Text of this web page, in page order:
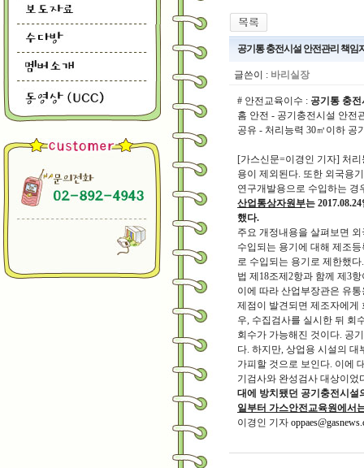
공기통 충전시설 안전관리 책임
글쓴이 : 바리실장
# 안전교육이수 : 공기통 충
홈 안전 - 공기충전시설 안전
공유 - 처리능력 30㎥이하 공
[가스신문=이경인 기자] 처
용이 제외된다. 또한 외국용
연구개발용으로 수입하는 경
산업통상자원부는
했다.
주요 개정내용을 살펴보면
수입되는 용기에 대해 제조
로 수입되는 용기로 제한했
법 제18조제2항과 함께 제3
이에 따라 산업부장관은 유
제점이 발견되면 제조자에게
우, 수집검사를 실시한 뒤 회
회수가 가능해진 것이다. 공
다. 하지만, 상업용 시설의
가피할 것으로 보인다. 이에
기검사와 완성검사 대상이었
대에 방치됐던 공기충전시설
일부터 가스안전교육원에서
이경인 기자